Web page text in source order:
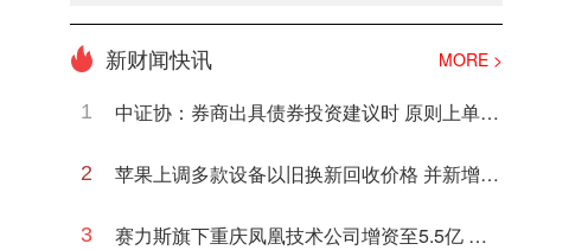
新财闻快讯 MORE >
1
中证协：券商出具债券投资建议时 原则上单一
2
苹果上调多款设备以旧换新回收价格 并新增多
3
赛力斯旗下重庆凤凰技术公司增资至5.5亿 增